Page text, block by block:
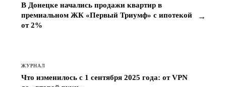
В Донецке начались продажи квартир в
премиальном ЖК «Первый Триумф» с ипотекой
от 2%
→
ЖУРНАЛ
Что изменилось с 1 сентября 2025 года: от VPN